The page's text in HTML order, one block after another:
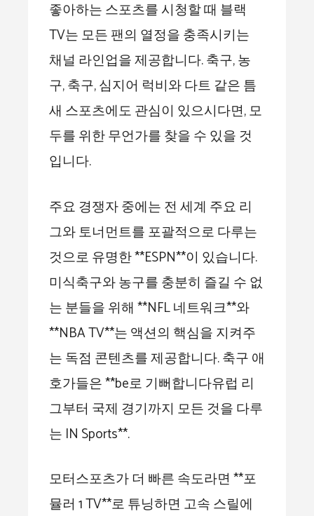
좋아하는 스포츠를 시청할 때 블랙
TV는 모든 팬의 열정을 충족시키는
채널 라인업을 제공합니다. 축구, 농
구, 축구, 심지어 럭비와 다트 같은 틈
새 스포츠에도 관심이 있으시다면, 모
두를 위한 무언가를 찾을 수 있을 것
입니다.
주요 경쟁자 중에는 전 세계 주요 리
그와 토너먼트를 포괄적으로 다루는
것으로 유명한 **ESPN**이 있습니다.
미식축구와 농구를 충분히 즐길 수 없
는 분들을 위해 **NFL 네트워크**와
**NBA TV**는 액션의 핵심을 지켜주
는 독점 콘텐츠를 제공합니다. 축구 애
호가들은 **be로 기뻐합니다유럽 리
그부터 국제 경기까지 모든 것을 다루
는 IN Sports**.
모터스포츠가 더 빠른 속도라면 **포
뮬러 1 TV**로 튜닝하면 고속 스릴에